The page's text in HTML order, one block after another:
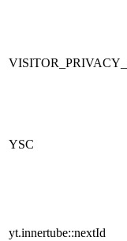
YSC
yt.innertube::nextId